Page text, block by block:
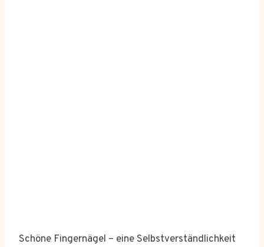
Schöne Fingernägel – eine Selbstverständlichkeit